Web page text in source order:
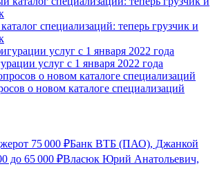
специализаций: теперь грузчик и
услуг с 1 января 2022 года
о новом каталоге специализаций
от 75 000 ₽Банк ВТБ (ПАО), Джанкой
до 65 000 ₽Власюк Юрий Анатольевич,